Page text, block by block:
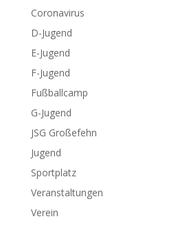
Coronavirus
D-Jugend
E-Jugend
F-Jugend
Fußballcamp
G-Jugend
JSG Großefehn
Jugend
Sportplatz
Veranstaltungen
Verein